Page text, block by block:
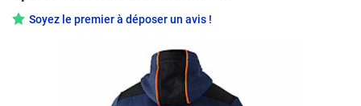
Soyez le premier à déposer un avis !